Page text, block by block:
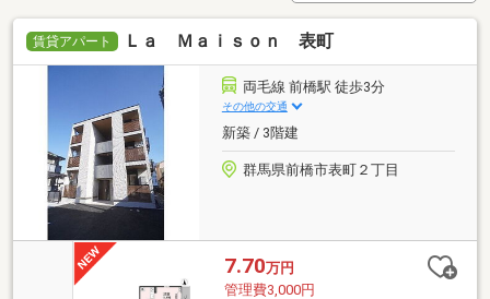
賃貸アパート Ｌａ Ｍａｉｓｏｎ 表町
両毛線 前橋駅 徒歩3分
その他の交通
新築 / 3階建
群馬県前橋市表町２丁目
7.70万円
管理費3,000円